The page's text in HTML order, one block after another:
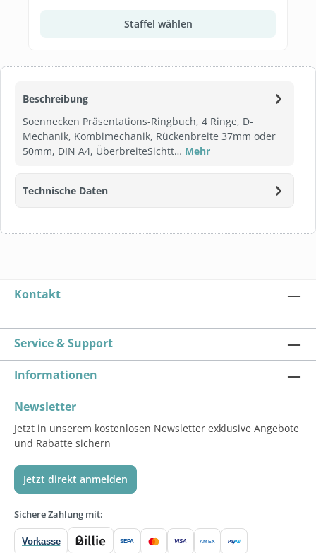
Beschreibung
Soennecken Präsentations-Ringbuch, 4 Ringe, D-
Mechanik, Kombimechanik, Rückenbreite 37mm oder
50mm, DIN A4, ÜberbreiteSichtt… Mehr
Technische Daten
Staffel wählen
Kontakt
Service & Support
Informationen
Newsletter
Jetzt in unserem kostenlosen Newsletter exklusive Angebote
und Rabatte sichern
Jetzt direkt anmelden
Sichere Zahlung mit:
Vorkasse SEPA VISA AMEX PayPal